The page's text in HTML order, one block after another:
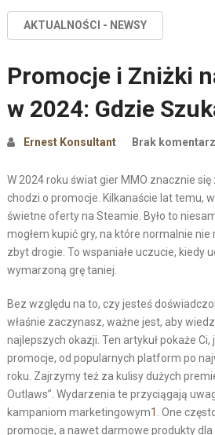
AKTUALNOŚCI - NEWSY
Promocje i Zniżki
w 2024: Gdzie
Ernest Konsultant Brak
W 2024 roku świat gier MMO znacznie
chodzi o promocje. Kilkanaście lat temu,
świetne oferty na Steamie. Było to
mogłem kupić gry, na które normalnie nie
zbyt drogie. To wspaniałe uczucie, kiedy
wymarzoną grę taniej.
Bez względu na to, czy jesteś
właśnie zaczynasz, ważne jest, aby
najlepszych okazji. Ten artykuł pokaże
promocje, od popularnych platform po
roku. Zajrzymy też za kulisy dużych
Outlaws”. Wydarzenia te przyciągają
kampaniom marketingowym1 . One
promocje, a nawet darmowe produkty dla